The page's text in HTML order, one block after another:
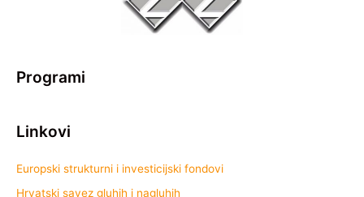
Programi
Linkovi
Europski strukturni i investicijski fondovi
Hrvatski savez gluhih i nagluhih